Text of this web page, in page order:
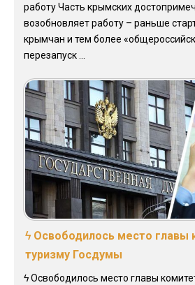
работу Часть крымских
возобновляет работу – раньше
крымчан и тем более
перезапуск ...
ϟ Освободилось место главы
туризму Госдумы
ϟ Освободилось место главы